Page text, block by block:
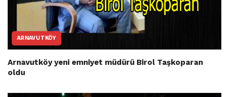
ARNAVUTKÖY
Arnavutköy yeni emniyet müdürü Birol Taşkoparan
oldu